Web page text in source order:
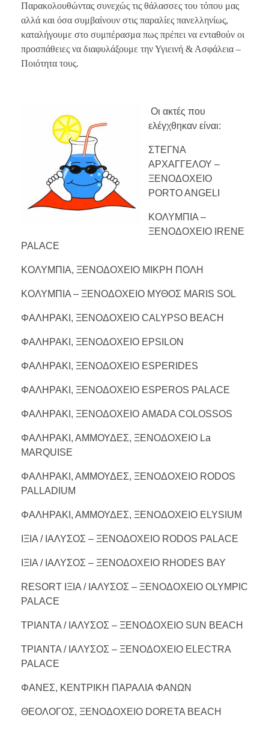
Παρακολουθώντας συνεχώς τις θάλασσες του τόπου μας
αλλά και όσα συμβαίνουν στις παραλίες πανελληνίως,
καταλήγουμε στο συμπέρασμα πως πρέπει να ενταθούν οι
προσπάθειες να διαφυλάξουμε την Υγιεινή & Ασφάλεια –
Ποιότητα τους.
Οι ακτές που
ελέγχθηκαν είναι:
ΣΤΕΓΝΑ
ΑΡΧΑΓΓΕΛΟΥ –
ΞΕΝΟΔΟΧΕΙΟ
PORTO ANGELI
ΚΟΛΥΜΠΙΑ –
ΞΕΝΟΔΟΧΕΙΟ IRENE
PALACE
ΚΟΛΥΜΠΙΑ, ΞΕΝΟΔΟΧΕΙΟ ΜΙΚΡΗ ΠΟΛΗ
ΚΟΛΥΜΠΙΑ – ΞΕΝΟΔΟΧΕΙΟ ΜΥΘΟΣ MARIS SOL
ΦΑΛΗΡΑΚΙ, ΞΕΝΟΔΟΧΕΙΟ CALYPSO BEACH
ΦΑΛΗΡΑΚΙ, ΞΕΝΟΔΟΧΕΙΟ EPSILON
ΦΑΛΗΡΑΚΙ, ΞΕΝΟΔΟΧΕΙΟ ESPERIDES
ΦΑΛΗΡΑΚΙ, ΞΕΝΟΔΟΧΕΙΟ ESPEROS PALACE
ΦΑΛΗΡΑΚΙ, ΞΕΝΟΔΟΧΕΙΟ AMADA COLOSSOS
ΦΑΛΗΡΑΚΙ, ΑΜΜΟΥΔΕΣ, ΞΕΝΟΔΟΧΕΙΟ La
MARQUISE
ΦΑΛΗΡΑΚΙ, ΑΜΜΟΥΔΕΣ, ΞΕΝΟΔΟΧΕΙΟ RODOS
PALLADIUM
ΦΑΛΗΡΑΚΙ, ΑΜΜΟΥΔΕΣ, ΞΕΝΟΔΟΧΕΙΟ ELYSIUM
ΙΞΙΑ / ΙΑΛΥΣΟΣ – ΞΕΝΟΔΟΧΕΙΟ RODOS PALACE
ΙΞΙΑ / ΙΑΛΥΣΟΣ – ΞΕΝΟΔΟΧΕΙΟ RHODES BAY
RESORT ΙΞΙΑ / ΙΑΛΥΣΟΣ – ΞΕΝΟΔΟΧΕΙΟ OLYMPIC
PALACE
ΤΡΙΑΝΤΑ / ΙΑΛΥΣΟΣ – ΞΕΝΟΔΟΧΕΙΟ SUN BEACH
ΤΡΙΑΝΤΑ / ΙΑΛΥΣΟΣ – ΞΕΝΟΔΟΧΕΙΟ ELECTRA
PALACE
ΦΑΝΕΣ, ΚΕΝΤΡΙΚΗ ΠΑΡΑΛΙΑ ΦΑΝΩΝ
ΘΕΟΛΟΓΟΣ, ΞΕΝΟΔΟΧΕΙΟ DORETA BEACH